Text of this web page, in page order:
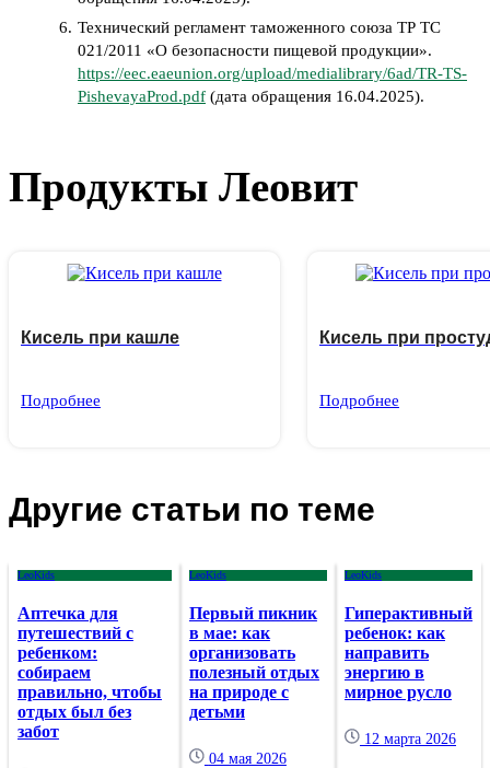
Технический регламент таможенного союза ТР ТС
021/2011 «О безопасности пищевой продукции».
https://eec.eaeunion.org/upload/medialibrary/6ad/TR-TS-
PishevayaProd.pdf (дата обращения 16.04.2025).
Продукты Леовит
Кисель при кашле
Подробнее
Кисель при
Подробнее
Другие статьи по теме
LeoKids
Аптечка для
путешествий с
ребенком:
собираем
правильно, чтобы
отдых был без
забот
LeoKids
Первый пикник
в мае: как
организовать
полезный отдых
на природе с
детьми
04 мая 2026
LeoKids
Гиперактивный
ребенок: как
направить
энергию в
мирное русло
12 марта 2026